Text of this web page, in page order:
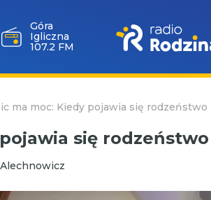
Góra
Igliczna
107.2 FM
ma moc: Kiedy pojawia się rodzeństwo
się rodzeństwo